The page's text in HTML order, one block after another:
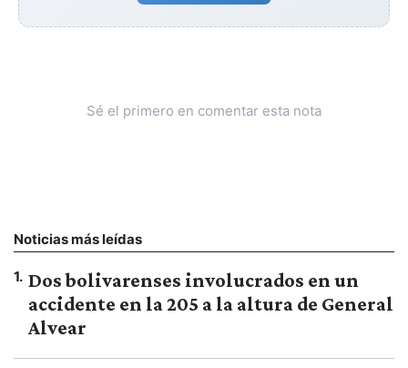
Sé el primero en comentar esta nota
Noticias más leídas
1. Dos bolivarenses involucrados en un
accidente en la 205 a la altura de General
Alvear